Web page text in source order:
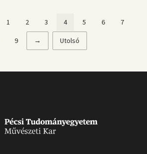
Page
1 Page
2 Page
3
Jelenlegi
oldal
4 Page
5 Page
6 Page
7
Page
9
Következő
oldal
→
Utolsó
oldal
Utolsó